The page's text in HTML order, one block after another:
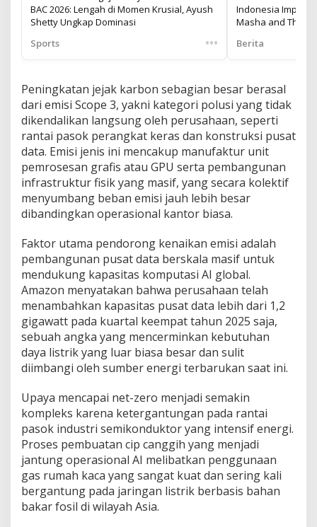
BAC 2026: Lengah di Momen Krusial, Ayush
Shetty Ungkap Dominasi
Sports
•••
Indonesia Impor
Masha and The
Berita
Peningkatan jejak karbon sebagian besar berasal
dari emisi Scope 3, yakni kategori polusi yang tidak
dikendalikan langsung oleh perusahaan, seperti
rantai pasok perangkat keras dan konstruksi pusat
data. Emisi jenis ini mencakup manufaktur unit
pemrosesan grafis atau GPU serta pembangunan
infrastruktur fisik yang masif, yang secara kolektif
menyumbang beban emisi jauh lebih besar
dibandingkan operasional kantor biasa.
Faktor utama pendorong kenaikan emisi adalah
pembangunan pusat data berskala masif untuk
mendukung kapasitas komputasi AI global.
Amazon menyatakan bahwa perusahaan telah
menambahkan kapasitas pusat data lebih dari 1,2
gigawatt pada kuartal keempat tahun 2025 saja,
sebuah angka yang mencerminkan kebutuhan
daya listrik yang luar biasa besar dan sulit
diimbangi oleh sumber energi terbarukan saat ini.
Upaya mencapai net-zero menjadi semakin
kompleks karena ketergantungan pada rantai
pasok industri semikonduktor yang intensif energi.
Proses pembuatan cip canggih yang menjadi
jantung operasional AI melibatkan penggunaan
gas rumah kaca yang sangat kuat dan sering kali
bergantung pada jaringan listrik berbasis bahan
bakar fosil di wilayah Asia.